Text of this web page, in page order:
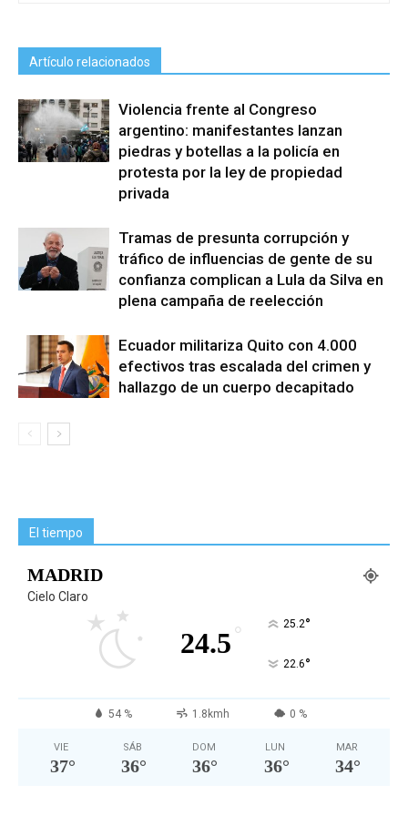
Artículo relacionados
Violencia frente al Congreso
argentino: manifestantes lanzan
piedras y botellas a la policía en
protesta por la ley de propiedad
privada
Tramas de presunta corrupción y
tráfico de influencias de gente de su
confianza complican a Lula da Silva en
plena campaña de reelección
Ecuador militariza Quito con 4.000
efectivos tras escalada del crimen y
hallazgo de un cuerpo decapitado
El tiempo
MADRID
Cielo Claro
24.5 ° 25.2°
22.6°
54 % 1.8kmh 0 %
VIE
37°
SÁB
36°
DOM
36°
LUN
36°
MAR
34°